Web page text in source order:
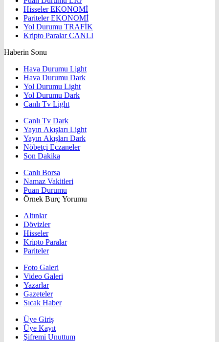
HisselerEKONOMİ
ParitelerEKONOMİ
Yol Durumu TRAFİK
Kripto ParalarCANLI
Haberin Sonu
Hava Durumu Light
Hava Durumu Dark
Yol Durumu Light
Yol Durumu Dark
Canlı Tv Light
Canlı Tv Dark
Yayın Akışları Light
Yayın Akışları Dark
Nöbetçi Eczaneler
Son Dakika
Canlı Borsa
Namaz Vakitleri
Puan Durumu
Örnek Burç Yorumu
Altınlar
Dövizler
Hisseler
Kripto Paralar
Pariteler
Foto Galeri
Video Galeri
Yazarlar
Gazeteler
Sıcak Haber
Üye Giriş
Üye Kayıt
Şifremi Unuttum